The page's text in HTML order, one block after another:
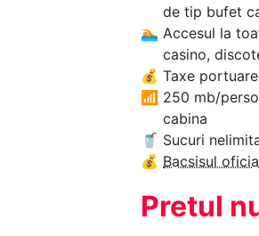
de tip bufet
🏊‍ Accesul la
casino,
💰 Taxe portuare
📶 250 mb/
cabina
🥤 Sucuri
💰 Bacsisul
Pretul